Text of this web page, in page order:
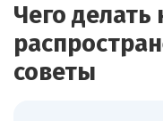
Чего делать
советы